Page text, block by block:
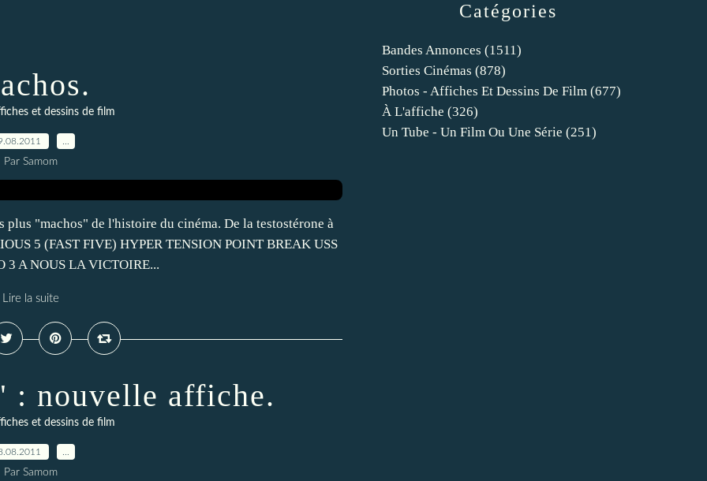
et dessins de film
Par Samom
plus "machos" de l'histoire du cinéma. De la testostérone à
5 (FAST FIVE) HYPER TENSION POINT BREAK USS
A NOUS LA VICTOIRE...
Lire la suite
: nouvelle affiche.
et dessins de film
Par Samom
Catégories
Bandes Annonces (1511)
Sorties Cinémas (878)
Photos - Affiches Et Dessins De Film (677)
À L'affiche (326)
Un Tube - Un Film Ou Une Série (251)